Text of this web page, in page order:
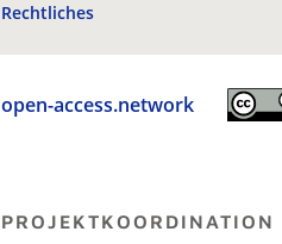
Rechtliches
open-access.network
PROJEKTKOORDINATION